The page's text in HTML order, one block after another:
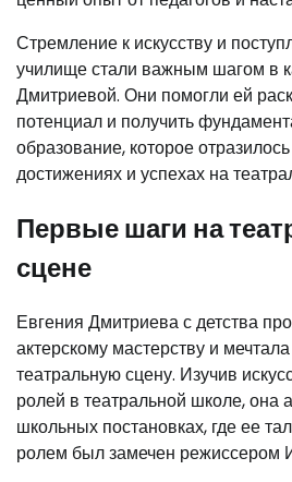
Стремление к искусству и
училище стали важным шагом в
Дмитриевой. Они помогли ей
потенциал и получить
образование, которое
достижениях и успехах на
Первые шаги на
сцене
Евгения Дмитриева с детства
актерскому мастерству и
театральную сцену. Изучив
ролей в театральной школе, она
школьных постановках, где ее
ролем был замечен